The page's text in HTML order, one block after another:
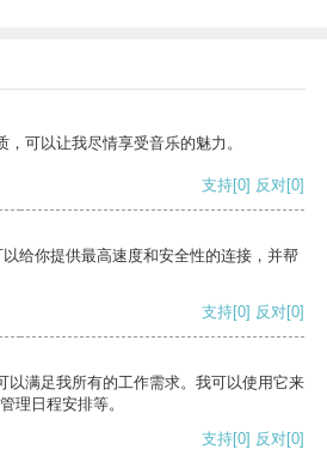
可以让我尽情享受音乐的魅力。
支持[0] 反对[0]
给你提供最高速度和安全性的连接，并帮
支持[0] 反对[0]
以满足我所有的工作需求。我可以使用它来
理日程安排等。
支持[0] 反对[0]